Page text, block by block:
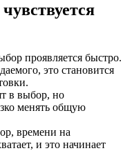
проявляется быстро.
это становится
в выбор, но
менять общую
времени на
и это начинает